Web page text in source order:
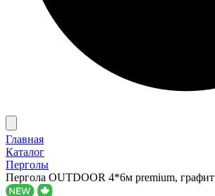
Главная
Каталог
Перголы
Пергола OUTDOOR 4*6м premium, графит